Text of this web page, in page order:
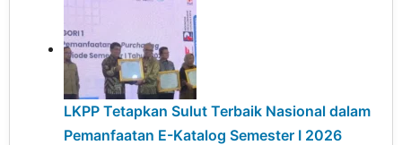
LKPP Tetapkan Sulut Terbaik Nasional dalam
Pemanfaatan E-Katalog Semester I 2026